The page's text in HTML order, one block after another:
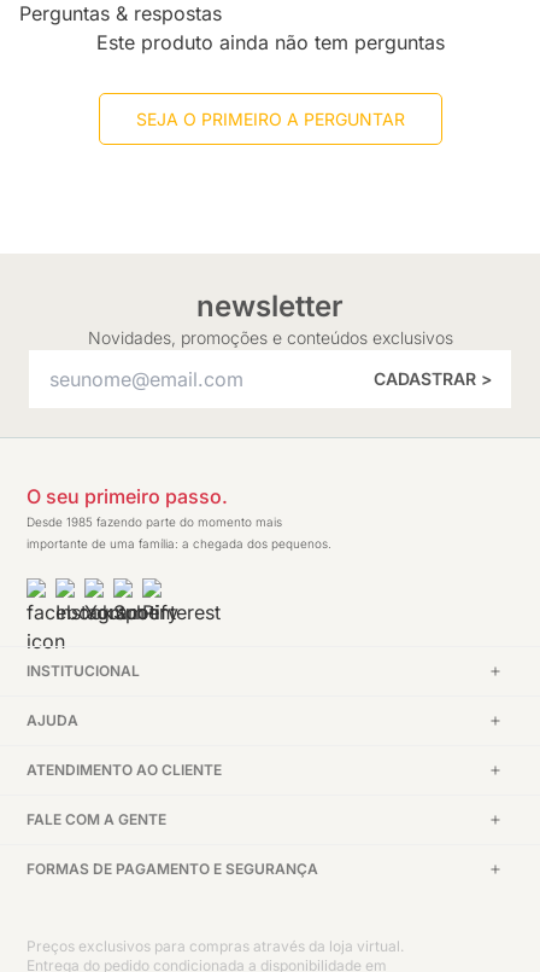
Perguntas & respostas
Este produto ainda não tem perguntas
SEJA O PRIMEIRO A PERGUNTAR
newsletter
Novidades, promoções e conteúdos exclusivos
CADASTRAR >
O seu primeiro passo.
Desde 1985 fazendo parte do momento mais
importante de uma família: a chegada dos pequenos.
INSTITUCIONAL
AJUDA
ATENDIMENTO AO CLIENTE
FALE COM A GENTE
FORMAS DE PAGAMENTO E SEGURANÇA
Preços exclusivos para compras através da loja virtual.
Entrega do pedido condicionada a disponibilidade em